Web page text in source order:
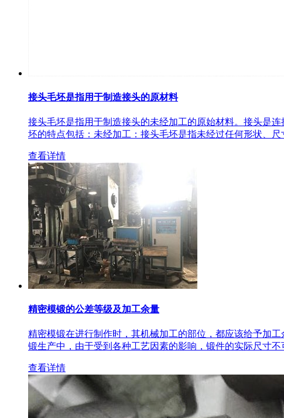
接头毛坯是指用于制造接头的原材料
接头毛坯是指用于制造接头的未经加工的原始材料。接头是
坯的特点包括：未经加工：接头毛坯是指未经过任何形状、
查看详情
精密模锻的公差等级及加工余量
精密模锻在进行制作时，其机械加工的部位，都应该给予加
锻生产中，由于受到各种工艺因素的影响，锻件的实际尺寸
查看详情